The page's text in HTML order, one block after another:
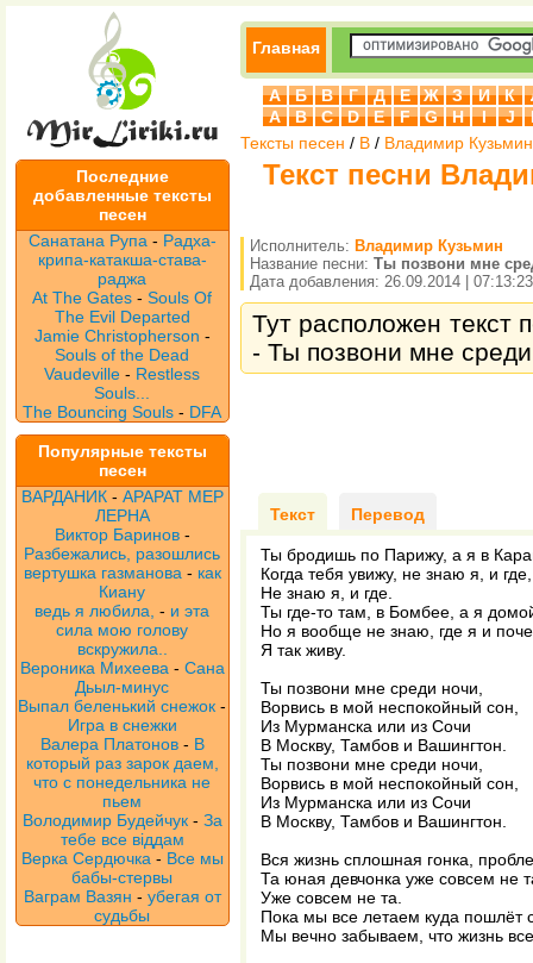
Последние
добавленные тексты
песен
Санатана Рупа - Радха-
крипа-катакша-става-
раджа
At The Gates -Souls Of
The Evil Departed
Jamie Christopherson -
Souls of the Dead
Vaudeville- Restless
Souls...
The Bouncing Souls - DFA
Популярные тексты
песен
ВАРДАНИК - АРАРАТ МЕР
ЛЕРНА
Виктор Баринов -
Разбежались, разошлись
вертушка газманова - как
Киану
ведь я любила, - и эта
сила мою голову
вскружила..
Вероника Михеева - Сана
Дьыл-минус
Выпал беленький снежок -
Игра в снежки
Валера Платонов - В
который раз зарок даем,
что с понедельника не
пьем
Володимир Будейчук - За
тебе все віддам
Верка Сердючка - Все мы
бабы-стервы
Ваграм Вазян - убегая от
судьбы
Главная
А Б В Г Д Е Ж З И К
A
B C D E F G H I J
Тексты песен / В / Владимир Кузьмин
Текст песни
Исполнитель: Владимир Кузьмин
Название песни: Ты позвони мне
Дата добавления: 26.09.2014 | 07:13:23
Тут расположен текст
- Ты позвони мне
Текст Перевод
Ты бродишь по Парижу, а я в
Когда тебя увижу, не знаю я, и где,
Не знаю я, и где.
Ты где-то там, в Бомбее, а я
Но я вообще не знаю, где я и
Я так живу.
Ты позвони мне среди ночи,
Ворвись в мой неспокойный сон,
Из Мурманска или из Сочи
В Москву, Тамбов и Вашингтон.
Ты позвони мне среди ночи,
Ворвись в мой неспокойный сон,
Из Мурманска или из Сочи
В Москву, Тамбов и Вашингтон.
Вся жизнь сплошная гонка,
Та юная девчонка уже совсем не
Уже совсем не та.
Пока мы все летаем куда пошлёт
Мы вечно забываем, что жизнь